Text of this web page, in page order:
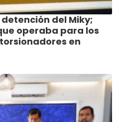
del Miky;
operaba para los
en